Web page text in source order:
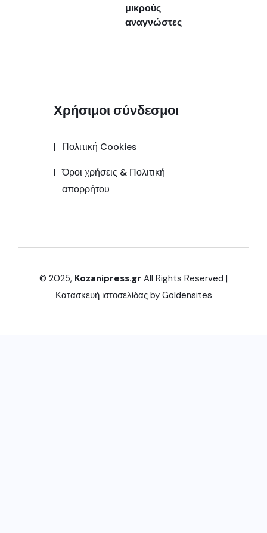
μικρούς
αναγνώστες
Χρήσιμοι σύνδεσμοι
Πολιτική Cookies
Όροι χρήσεις & Πολιτική
απορρήτου
© 2025, Kozanipress.gr All Rights Reserved |
Κατασκευή ιστοσελίδας by Goldensites